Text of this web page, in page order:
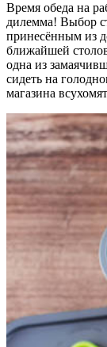
Время обеда на
дилемма! Выбор
принесённым из
ближайшей
одна из
сидеть на
магазина